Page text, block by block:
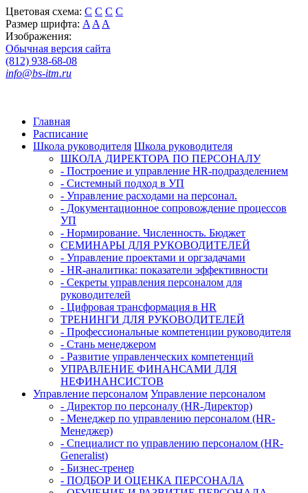
Цветовая схема: C C C C
Размер шрифта: A A A
Изображения:
Обычная версия сайта
(812) 938-68-08
info@bs-itm.ru
Главная
Расписание
Школа руководителя Школа руководителя
ШКОЛА ДИРЕКТОРА ПО ПЕРСОНАЛУ
- Построение и управление HR-подразделением
- Системный подход в УП
- Управление расходами на персонал.
- Документационное сопровождение процессов
УП
- Нормирование. Численность. Бюджет
СЕМИНАРЫ ДЛЯ РУКОВОДИТЕЛЕЙ
- Управление проектами и оргзадачами
- HR-аналитика: показатели эффективности
- Секреты управления персоналом для
руководителей
- Цифровая трансформация в HR
ТРЕНИНГИ ДЛЯ РУКОВОДИТЕЛЕЙ
- Профессиональные компетенции руководителя
- Стань менеджером
- Развитие управленческих компетенций
УПРАВЛЕНИЕ ФИНАНСАМИ ДЛЯ
НЕФИНАНСИСТОВ
Управление персоналом Управление персоналом
- Директор по персоналу (HR-Директор)
- Менеджер по управлению персоналом (HR-
Менеджер)
- Специалист по управлению персоналом (HR-
Generalist)
- Бизнес-тренер
- ПОДБОР И ОЦЕНКА ПЕРСОНАЛА